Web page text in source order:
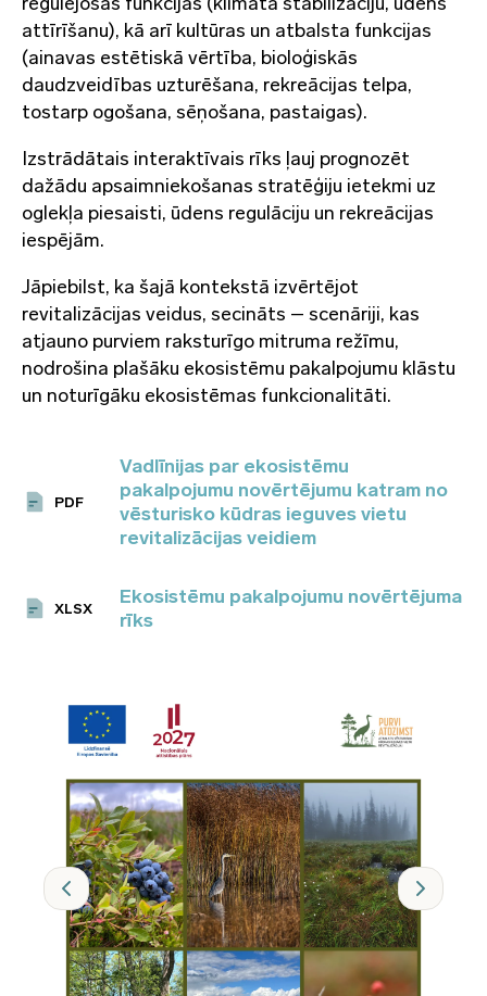
attīrīšanu), kā arī kultūras un atbalsta funkcijas
(ainavas estētiskā vērtība, bioloģiskās
daudzveidības uzturēšana, rekreācijas telpa,
tostarp ogošana, sēņošana, pastaigas).
Izstrādātais interaktīvais rīks ļauj prognozēt
dažādu apsaimniekošanas stratēģiju ietekmi uz
oglekļa piesaisti, ūdens regulāciju un rekreācijas
iespējām.
Jāpiebilst, ka šajā kontekstā izvērtējot
revitalizācijas veidus, secināts – scenāriji, kas
atjauno purviem raksturīgo mitruma režīmu,
nodrošina plašāku ekosistēmu pakalpojumu klāstu
un noturīgāku ekosistēmas funkcionalitāti.
PDF
Vadlīnijas par ekosistēmu
pakalpojumu novērtējumu katram no
vēsturisko kūdras ieguves vietu
revitalizācijas veidiem
XLSX
Ekosistēmu pakalpojumu novērtējuma
rīks